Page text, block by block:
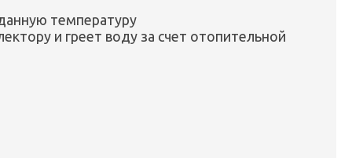
температуру
и греет воду за счет отопительной